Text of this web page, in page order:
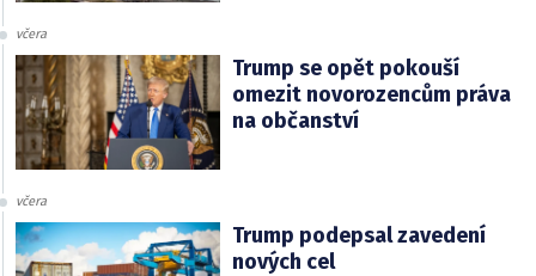
včera
Trump se opět pokouší
omezit novorozencům práva
na občanství
včera
Trump podepsal zavedení
nových cel